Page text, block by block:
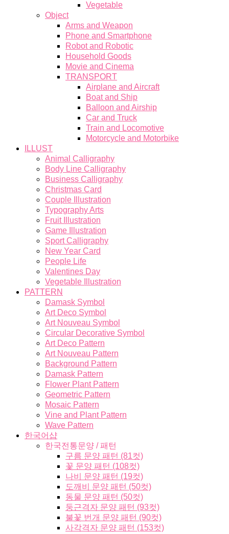
Vegetable
Object
Arms and Weapon
Phone and Smartphone
Robot and Robotic
Household Goods
Movie and Cinema
TRANSPORT
Airplane and Aircraft
Boat and Ship
Balloon and Airship
Car and Truck
Train and Locomotive
Motorcycle and Motorbike
ILLUST
Animal Calligraphy
Body Line Calligraphy
Business Calligraphy
Christmas Card
Couple Illustration
Typography Arts
Fruit Illustration
Game Illustration
Sport Calligraphy
New Year Card
People Life
Valentines Day
Vegetable Illustration
PATTERN
Damask Symbol
Art Deco Symbol
Art Nouveau Symbol
Circular Decorative Symbol
Art Deco Pattern
Art Nouveau Pattern
Background Pattern
Damask Pattern
Flower Plant Pattern
Geometric Pattern
Mosaic Pattern
Vine and Plant Pattern
Wave Pattern
한국어샵
한국전통문양 / 패턴
구름 문양 패턴 (81컷)
꽃 문양 패턴 (108컷)
나비 문양 패턴 (19컷)
도깨비 문양 패턴 (50컷)
동물 문양 패턴 (50컷)
둥근격자 문양 패턴 (93컷)
불꽃 번개 문양 패턴 (90컷)
사각격자 문양 패턴 (153컷)